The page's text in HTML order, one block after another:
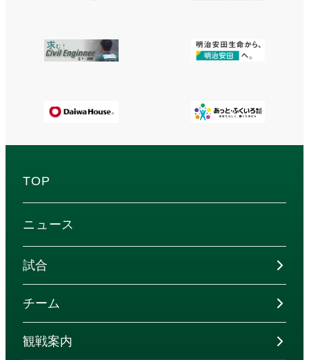
TOP
ニュース
試合
チーム
観戦案内